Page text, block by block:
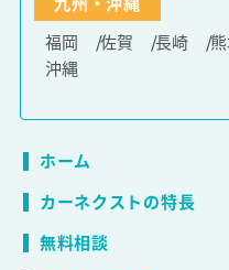
福岡
佐賀 長崎
沖縄
ホーム
カーネクストの特長
無料相談